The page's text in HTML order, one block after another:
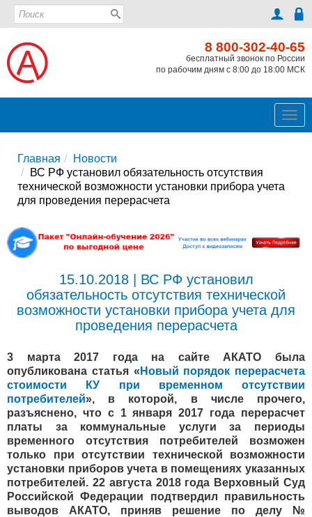
8 800-302-40-65
бесплатный звонок по России
по рабочим дням с 8:00 до 18:00 МСК
Главная
Новости
ВС РФ установил обязательность отсутствия
технической возможности установки прибора учета
для проведения перерасчета
15.10.2018 | ВС РФ установил
обязательность отсутствия технической
возможности установки прибора учета для
проведения перерасчета
3 марта 2017 года на сайте АКАТО была
опубликована статья « Новый порядок перерасчета
стоимости КУ при временном отсутствии
потребителей», в которой, в числе прочего,
разъяснено, что с 1 января 2017 года перерасчет
платы за коммунальные услуги за периоды
временного отсутствия потребителей возможен
только при отсутствии технической возможности
установки приборов учета в помещениях указанных
потребителей. 22 августа 2018 года Верховный Суд
Российской Федерации подтвердил правильность
выводов АКАТО, приняв решение по делу №